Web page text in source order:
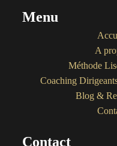
Menu
A
Méthode
Coaching
Blog &
Contact